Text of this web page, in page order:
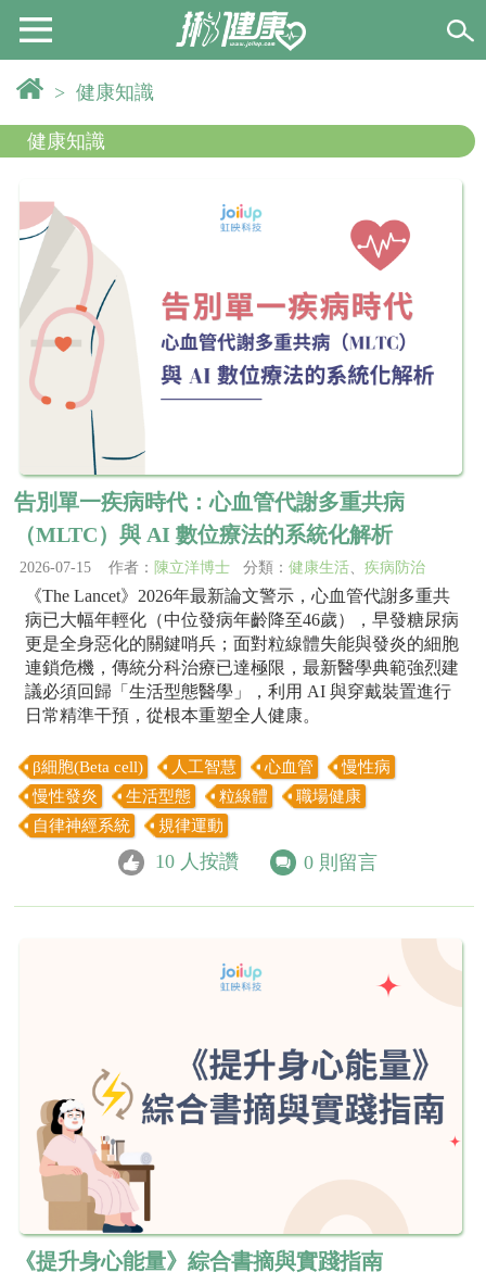
> 健康知識
健康知識
告別單一疾病時代：心血管代謝多重共病
（MLTC）與 AI 數位療法的系統化解析
2026-07-15 作者： 陳立洋博士 分類： 健康生活、 疾病防治
《The Lancet》2026年最新論文警示，心血管代謝多重共
病已大幅年輕化（中位發病年齡降至46歲），早發糖尿病
更是全身惡化的關鍵哨兵；面對粒線體失能與發炎的細胞
連鎖危機，傳統分科治療已達極限，最新醫學典範強烈建
議必須回歸「生活型態醫學」，利用 AI 與穿戴裝置進行
日常精準干預，從根本重塑全人健康。
β細胞(Beta cell) 人工智慧 心血管
慢性病
慢性發炎
生活型態 粒線體
職場健康
自律神經系統
規律運動
10 人按讚 0 則留言
《提升身心能量》綜合書摘與實踐指南